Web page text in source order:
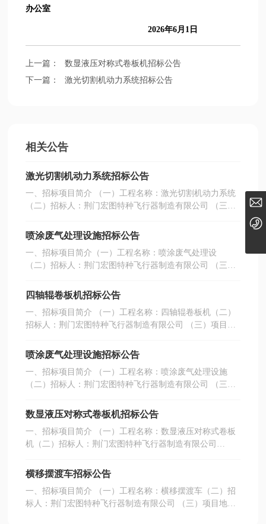
办公室
2026年6月1日
上一篇：
数显液压对称式卷板机招标公告
下一篇：
激光切割机动力系统招标公告
相关公告
激光切割机动力系统招标公告
一、招标项目简介 （一）工程名称：激光切割机动力系统
（二）招标人：荆门宏图特种飞行器制造有限公司 （三）
标范围及内容：激光切割机动力系统一套，负责成套设备
的现场安装、调试，实行交钥匙工程。（五）质量及交货
期要求：设备满足国家标准及职业健康要求；接到甲方通
知后7个工作日内完成安装交付使用。
喷涂废气处理设施招标公告
一、招标项目简介（一）工程名称：喷涂废气处理设
（二）招标人：荆门宏图特种飞行器制造有限公司 （三）
标范围及内容：具体明细见附表，负责成套设备的现场安
装、调试，实行交钥匙工程。（五）质量及交货期要求：
设备满足国家标准及职业健康要求；合同签订后150个日历
日交付使用。
四轴辊卷板机招标公告
一、招标项目简介 （一）工程名称：四轴辊卷板机（二）
招标人：荆门宏图特种飞行器制造有限公司 （三）项目地
及内容：四轴辊卷板机卷板机一台，负责成套设备的现场
安装、调试，实行交钥匙工程。（五）质量及交货期要
求：设备满足国家标准及职业健康要求；合同签订后70个
日历日交付使用。
喷涂废气处理设施招标公告
一、招标项目简介 （一）工程名称：喷涂废气处理设施
（二）招标人：荆门宏图特种飞行器制造有限公司 （三）
标范围及内容：具体明细见附表，负责成套设备的现场安
装、调试，实行交钥匙工程。（五）质量及交货期要求：
设备满足国家标准及职业健康要求；合同签订后120个日历
日交付使用。
数显液压对称式卷板机招标公告
一、招标项目简介 （一）工程名称：数显液压对称式卷板
机（二）招标人：荆门宏图特种飞行器制造有限公司
（四）招标范围及内容：数显液压对称式卷板机一台，负
责成套设备的现场安装、调试，实行交钥匙工程（五）质
量及交货期要求：设备满足国家标准及职业健康要求；合
同签订后60个日历日交付使用。
横移摆渡车招标公告
一、招标项目简介 （一）工程名称：横移摆渡车（二）招
标人：荆门宏图特种飞行器制造有限公司 （三）项目地
hongtu@enricgroup.com